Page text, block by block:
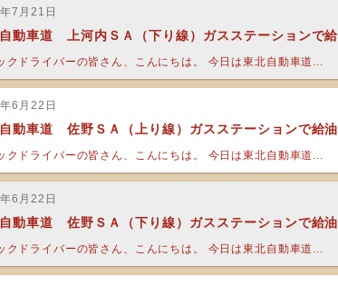
7月21日
動車道 上河内ＳＡ（下り線）ガスステーションで
クドライバーの皆さん、こんにちは。 今日は東北自動車道...
6月22日
動車道 佐野ＳＡ（上り線）ガスステーションで給
クドライバーの皆さん、こんにちは。 今日は東北自動車道...
6月22日
動車道 佐野ＳＡ（下り線）ガスステーションで給
クドライバーの皆さん、こんにちは。 今日は東北自動車道...